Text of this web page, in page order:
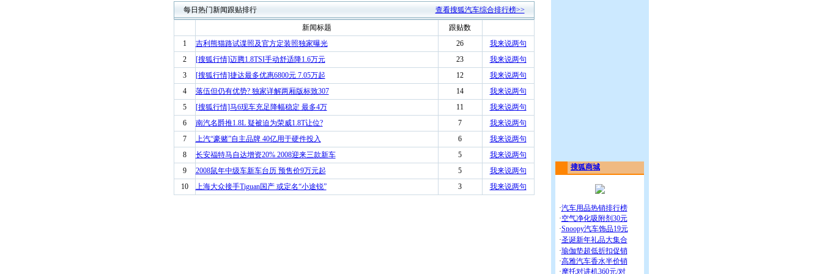
每日热门新闻跟贴排行 查看搜狐汽车综合排行榜>>
新闻标题
跟贴数
1
吉利熊猫路试谍照及官方定装照独家曝光 26
我来说两句
2
[搜狐行情]迈腾1.8TSI手动舒适降1.6万元 23
我来说两句
3
[搜狐行情]捷达最多优惠6800元 7.05万起 12
我来说两句
4
落伍但仍有优势? 独家详解两厢版标致307 14
我来说两句
5
[搜狐行情]马6现车充足降幅稳定 最多4万 11
我来说两句
6
南汽名爵推1.8L 疑被迫为荣威1.8T让位? 7
我来说两句
7
上汽“豪赌”自主品牌 40亿用于硬件投入 6
我来说两句
8
长安福特马自达增资20% 2008迎来三款新车 5
我来说两句
9
2008鼠年中级车新车台历 预售价9万元起 5
我来说两句
10
上海大众接手Tiguan国产 或定名“小途锐” 3 我来说两句
搜狐商城
·汽车用品热销排行榜
·空气净化吸附剂30元
·Snoopy汽车饰品19元
·圣诞新年礼品大集合
·瑜伽垫超低折扣促销
·高雅汽车香水半价销
·摩托对讲机360元/对